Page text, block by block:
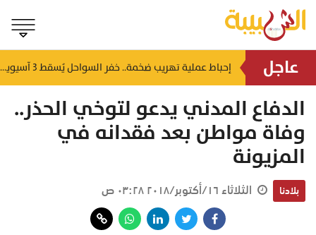
عاجل منذ ساعتين إحباط عملية تهريب ضخمة.. خفر السواحل يُسقط 3 آسيويين بحوزتهم 66 كجم من الكريستال
الدفاع المدني يدعو لتوخي الحذر..
وفاة مواطن بعد فقدانه في
المزيونة
بلادنا الثلاثاء ١٦/أكتوبر/٢٠١٨ ٠٣:٢٨ ص